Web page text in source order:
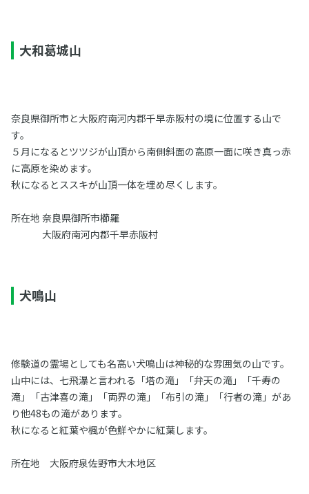
大和葛城山
奈良県御所市と大阪府南河内郡千早赤阪村の境に位置する山で
す。
５月になるとツツジが山頂から南側斜面の高原一面に咲き真っ赤
に高原を染めます。
秋になるとススキが山頂一体を埋め尽くします。
所在地 奈良県御所市櫛羅
大阪府南河内郡千早赤阪村
犬鳴山
修験道の霊場としても名高い犬鳴山は神秘的な雰囲気の山です。
山中には、七飛瀑と言われる「塔の滝」「弁天の滝」「千寿の
滝」「古津喜の滝」「両界の滝」「布引の滝」「行者の滝」があ
り他48もの滝があります。
秋になると紅葉や楓が色鮮やかに紅葉します。
所在地 大阪府泉佐野市大木地区